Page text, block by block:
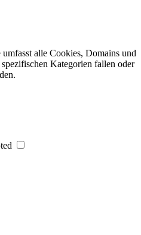
alle Cookies, Domains und
Kategorien fallen oder